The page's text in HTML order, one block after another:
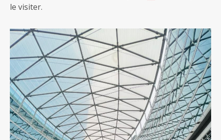
le visiter.